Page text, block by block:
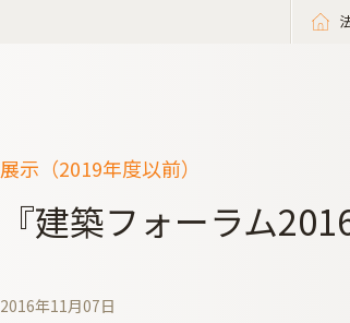
展示（2019年度以前）
『建築フォーラム
2016年11月07日